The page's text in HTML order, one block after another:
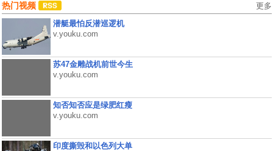
热门视频 更多
潜艇最怕反潜巡逻机
v.youku.com
苏47金雕战机前世今生
v.youku.com
知否知否应是绿肥红瘦
v.youku.com
印度撕毁和以色列大单